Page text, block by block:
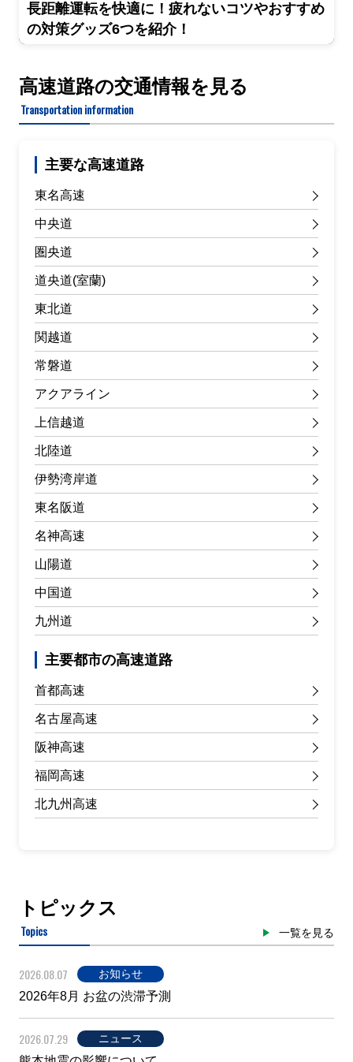
長距離運転を快適に！疲れないコツやおすすめ
の対策グッズ6つを紹介！
高速道路の交通情報を見る
Transportation information
主要な高速道路
東名高速
中央道
圏央道
道央道(室蘭)
東北道
関越道
常磐道
アクアライン
上信越道
北陸道
伊勢湾岸道
東名阪道
名神高速
山陽道
中国道
九州道
主要都市の高速道路
首都高速
名古屋高速
阪神高速
福岡高速
北九州高速
トピックス
Topics 一覧を見る
2026.08.07 お知らせ
2026年8月 お盆の渋滞予測
2026.07.29 ニュース